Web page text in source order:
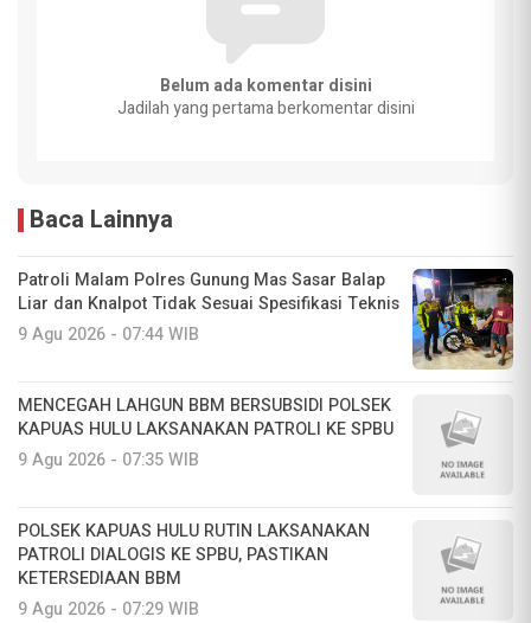
Belum ada komentar disini
Jadilah yang pertama berkomentar disini
Baca Lainnya
Patroli Malam Polres Gunung Mas Sasar Balap
Liar dan Knalpot Tidak Sesuai Spesifikasi Teknis
9 Agu 2026 - 07:44 WIB
MENCEGAH LAHGUN BBM BERSUBSIDI POLSEK
KAPUAS HULU LAKSANAKAN PATROLI KE SPBU
9 Agu 2026 - 07:35 WIB
POLSEK KAPUAS HULU RUTIN LAKSANAKAN
PATROLI DIALOGIS KE SPBU, PASTIKAN
KETERSEDIAAN BBM
9 Agu 2026 - 07:29 WIB